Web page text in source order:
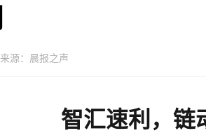
来源：晨报之声
智汇速利，链